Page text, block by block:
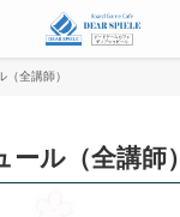
（全講師）
ール（全講師）